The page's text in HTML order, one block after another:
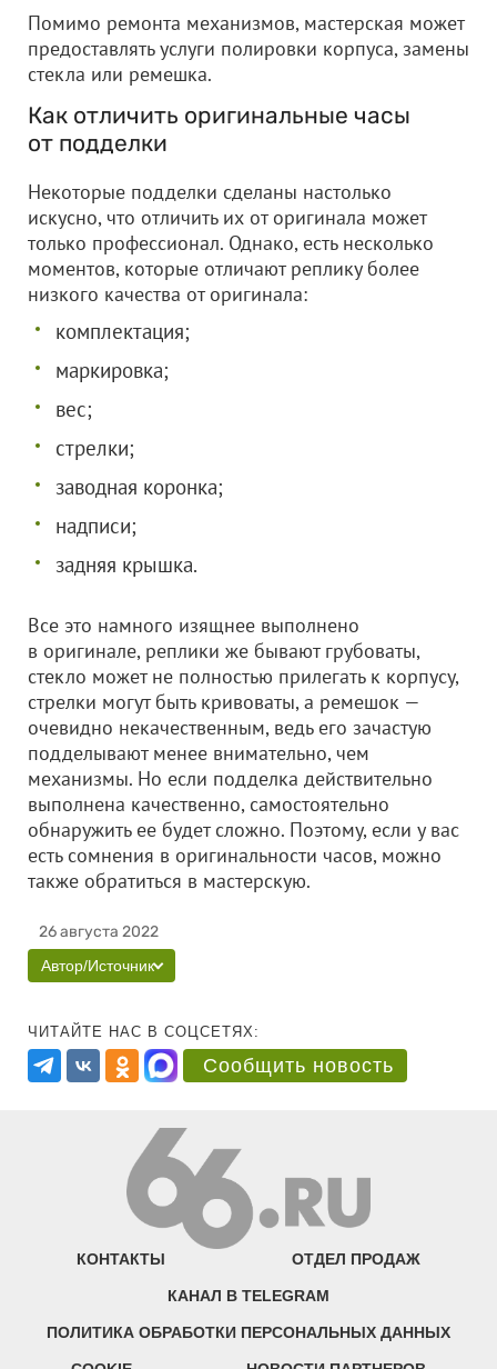
Помимо ремонта механизмов, мастерская может
предоставлять услуги полировки корпуса, замены
стекла или ремешка.
Как отличить оригинальные часы
от подделки
Некоторые подделки сделаны настолько
искусно, что отличить их от оригинала может
только профессионал. Однако, есть несколько
моментов, которые отличают реплику более
низкого качества от оригинала:
комплектация;
маркировка;
вес;
стрелки;
заводная коронка;
надписи;
задняя крышка.
Все это намного изящнее выполнено
в оригинале, реплики же бывают грубоваты,
стекло может не полностью прилегать к корпусу,
стрелки могут быть кривоваты, а ремешок —
очевидно некачественным, ведь его зачастую
подделывают менее внимательно, чем
механизмы. Но если подделка действительно
выполнена качественно, самостоятельно
обнаружить ее будет сложно. Поэтому, если у вас
есть сомнения в оригинальности часов, можно
также обратиться в мастерскую.
26 августа 2022
Автор/Источник
ЧИТАЙТЕ НАС В СОЦСЕТЯХ:
Сообщить новость
КОНТАКТЫ ОТДЕЛ ПРОДАЖ
КАНАЛ В TELEGRAM
ПОЛИТИКА ОБРАБОТКИ ПЕРСОНАЛЬНЫХ ДАННЫХ